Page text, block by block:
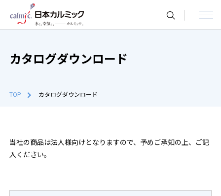
toggle
カタログダウンロード
TOP カタログダウンロード
当社の商品は法人様向けとなりますので、予めご承知の上、ご記
入ください。